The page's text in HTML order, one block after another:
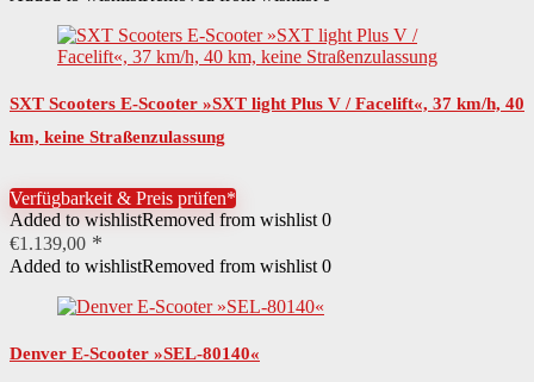
SXT Scooters E-Scooter »SXT light Plus V / Facelift«, 37 km/h, 40
km, keine Straßenzulassung
Verfügbarkeit & Preis prüfen*
Added to wishlistRemoved from wishlist 0
€1.139,00
Added to wishlistRemoved from wishlist 0
Denver E-Scooter »SEL-80140«